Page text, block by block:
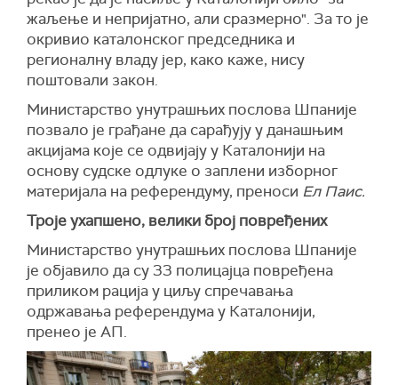
жаљење и непријатно, али сразмерно". За то је
окривио каталонског председника и
регионалну владу јер, како каже, нису
поштовали закон.
Министарство унутрашњих послова Шпаније
позвало је грађане да сарађују у данашњим
акцијама које се одвијају у Каталонији на
основу судске одлуке о заплени изборног
материјала на референдуму, преноси Ел Паис.
Троје ухапшено, велики број повређених
Министарство унутрашњих послова Шпаније
је објавило да су 33 полицајца повређена
приликом рација у циљу спречавања
одржавања референдума у Каталонији,
пренео је АП.